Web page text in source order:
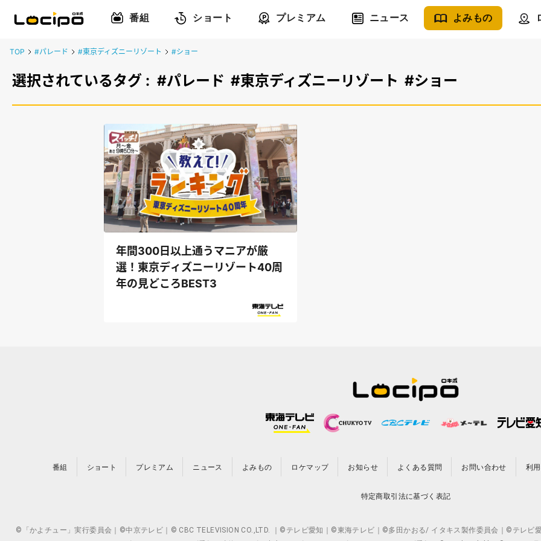
番組 ショート プレミアム ニュース よみもの
TOP #パレード #東京ディズニーリゾート #ショー
選択されているタグ : #パレード #東京ディズニーリゾート #ショー
年間300日以上通うマニアが厳
選！東京ディズニーリゾート40周
年の見どころBEST3
番組 ショート プレミアム ニュース よみもの ロケマップ お知らせ よくある質問 お問い合わせ 利
特定商取引法に基づく表記
©「かよチュー」実行委員会｜©中京テレビ｜© CBC TELEVISION CO.,LTD. ｜©テレビ愛知｜©東海テレビ｜©多田かおる/ イタキス製作委員会｜©テレビ